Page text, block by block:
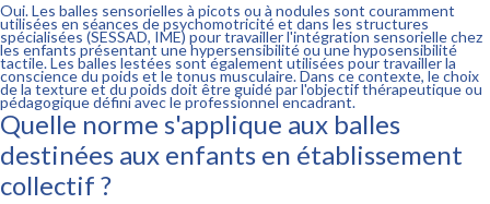
Oui. Les balles sensorielles à picots ou à nodules sont couramment
utilisées en séances de psychomotricité et dans les structures
spécialisées (SESSAD, IME) pour travailler l'intégration sensorielle chez
les enfants présentant une hypersensibilité ou une hyposensibilité
tactile. Les balles lestées sont également utilisées pour travailler la
conscience du poids et le tonus musculaire. Dans ce contexte, le choix
de la texture et du poids doit être guidé par l'objectif thérapeutique ou
pédagogique défini avec le professionnel encadrant.
Quelle norme s'applique aux balles
destinées aux enfants en établissement
collectif ?